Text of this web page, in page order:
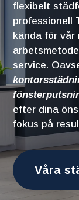
flexibelt
professionell
kända för vår
service.
efter dina
fokus på
Våra